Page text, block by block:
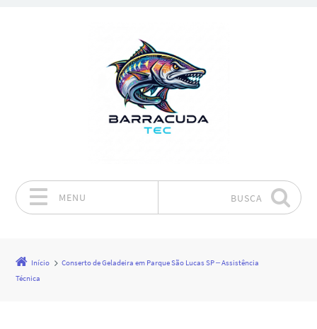
MENU BUSCA
Início
Conserto de Geladeira em Parque São Lucas SP – Assistência
Técnica